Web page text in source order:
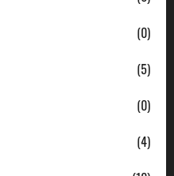
(0)
(5)
(0)
(4)